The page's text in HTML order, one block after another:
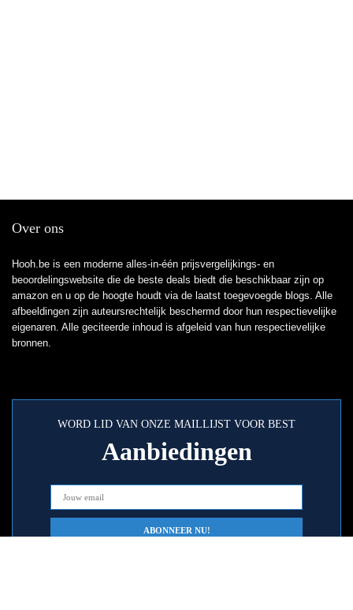
Over ons
Hooh.be is een moderne alles-in-één prijsvergelijkings- en
beoordelingswebsite die de beste deals biedt die beschikbaar zijn op
amazon en u op de hoogte houdt via de laatst toegevoegde blogs. Alle
afbeeldingen zijn auteursrechtelijk beschermd door hun respectievelijke
eigenaren. Alle geciteerde inhoud is afgeleid van hun respectievelijke
bronnen.
WORD LID VAN ONZE MAILLIJST VOOR BEST
Aanbiedingen